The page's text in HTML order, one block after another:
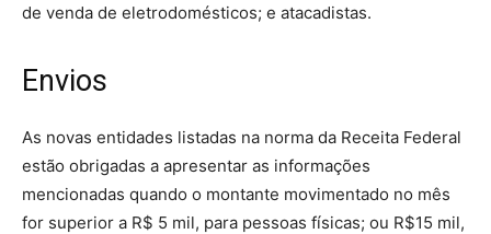
de venda de eletrodomésticos; e atacadistas.
Envios
As novas entidades listadas na norma da Receita Federal
estão obrigadas a apresentar as informações
mencionadas quando o montante movimentado no mês
for superior a R$ 5 mil, para pessoas físicas; ou R$15 mil,